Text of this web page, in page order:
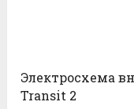
Электросхема
Transit 2